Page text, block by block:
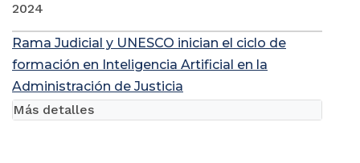
2024
Rama Judicial y UNESCO inician el ciclo de
formación en Inteligencia Artificial en la
Administración de Justicia
Más detalles